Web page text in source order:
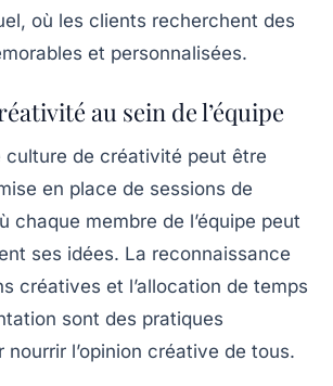
où les clients recherchent des
et personnalisées.
au sein de l’équipe
culture de créativité peut être
en place de sessions de
chaque membre de l’équipe peut
ses idées. La reconnaissance
créatives et l’allocation de temps
sont des pratiques
nourrir l’opinion créative de tous.